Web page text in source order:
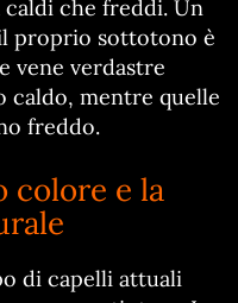
che freddi. Un
proprio sottotono è
vene verdastre
caldo, mentre quelle
freddo.
colore e la
di capelli attuali